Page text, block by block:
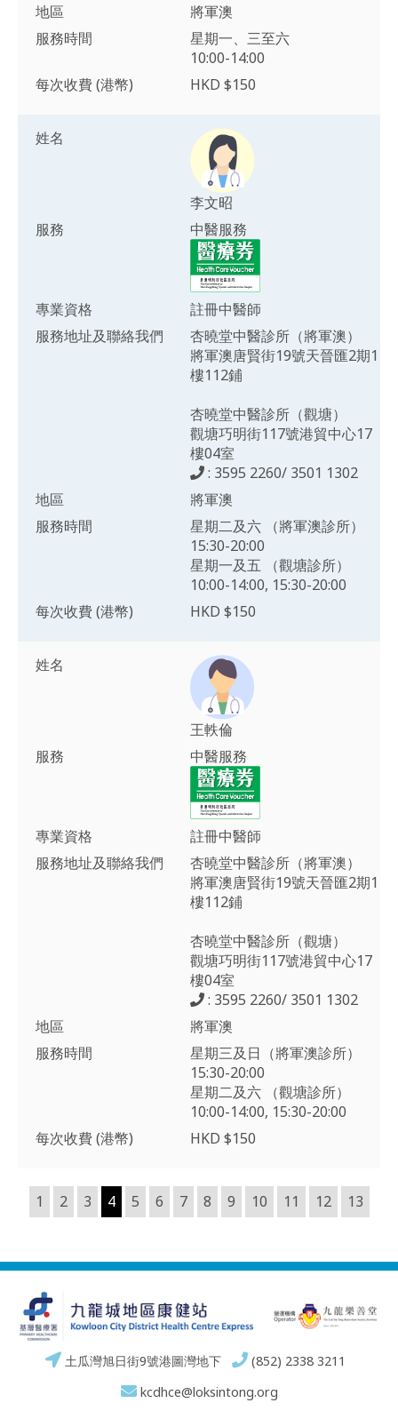
地區
將軍澳
服務時間
星期一、三至六
10:00-14:00
每次收費 (港幣)
HKD $150
姓名
李文昭
服務
中醫服務
專業資格
註冊中醫師
服務地址及聯絡我們
杏曉堂中醫診所（將軍澳）
將軍澳唐賢街19號天晉匯2期1
樓112鋪
杏曉堂中醫診所（觀塘）
觀塘巧明街117號港貿中心17
樓04室
: 3595 2260/ 3501 1302
地區
將軍澳
服務時間
星期二及六 （將軍澳診所）
15:30-20:00
星期一及五 （觀塘診所）
10:00-14:00, 15:30-20:00
每次收費 (港幣)
HKD $150
姓名
王軼倫
服務
中醫服務
專業資格
註冊中醫師
服務地址及聯絡我們
杏曉堂中醫診所（將軍澳）
將軍澳唐賢街19號天晉匯2期1
樓112鋪
杏曉堂中醫診所（觀塘）
觀塘巧明街117號港貿中心17
樓04室
: 3595 2260/ 3501 1302
地區
將軍澳
服務時間
星期三及日（將軍澳診所）
15:30-20:00
星期二及六 （觀塘診所）
10:00-14:00, 15:30-20:00
每次收費 (港幣)
HKD $150
1 2 3 4 5 6 7 8 9 10 11 12 13
土瓜灣旭日街9號港圖灣地下
(852) 2338 3211
kcdhce@loksintong.org